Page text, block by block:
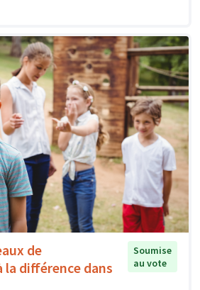
de
différence dans
Soumise
au vote